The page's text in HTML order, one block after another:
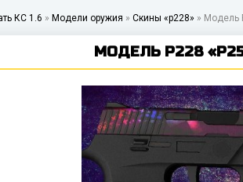
КС 1.6 » Модели оружия » Скины «p228» » Модель
МОДЕЛЬ P228